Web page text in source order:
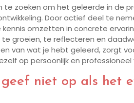
te zoeken om het geleerde in de
Door actief deel te
omzetten in concrete
groeien, te reflecteren en
van wat je hebt geleerd, zorgt
op persoonlijk en professioneel
niet op als het